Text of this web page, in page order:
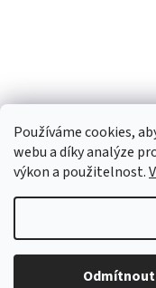
Používáme cookies,
webu a díky analýze
výkon a použitelnost.
Odmítnout